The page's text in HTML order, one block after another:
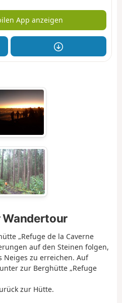
App anzeigen
Wandertour
„Refuge de la Caverne
auf den Steinen folgen,
Neiges zu erreichen. Auf
zur Berghütte „Refuge
zur Hütte.